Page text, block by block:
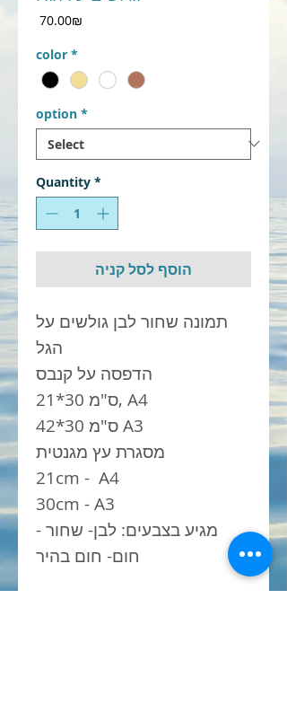
‏70.00 ‏₪
color *
option *
Quantity *
הוסף לסל קניה
תמונה שחור לבן גולשים על
הדפסה על קנבס
21*30 ס"מ, A4
42*30 ס"מ A3
מסגרת עץ מגנטית
21cm - A4
30cm - A3
מגיע בצבעים: לבן- שחור -
חום- חום בהיר